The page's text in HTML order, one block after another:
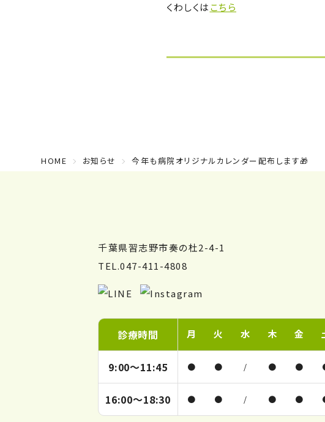
くわしくはこちら
HOME お知らせ 今年も病院オリジナルカレンダー配布します🎁
千葉県習志野市奏の杜2-4-1
TEL.047-411-4808
診療時間 月 火 水 木 金
9:00～11:45 ● ● / ● ●
16:00～18:30 ● ● / ● ●